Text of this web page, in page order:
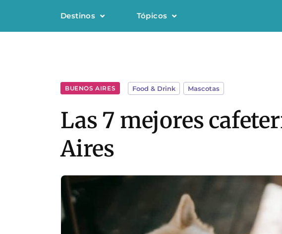
Destinos Tópicos
BUENOS AIRES Food & Drink Mascotas
Las 7 mejores
Aires